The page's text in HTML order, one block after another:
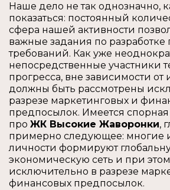
Наше дело не так однозначно,
показаться: постоянный
сфера нашей активности
важные задания по
требований. Как уже
непосредственные участники
прогресса, вне зависимости от
должны быть рассмотрены
разрезе маркетинговых и
предпосылок. Имеется спорная
про ЖК Высокие Жаворонки,
примерно следующее: многие
личности формируют
экономическую сеть и при
исключительно в разрезе
финансовых предпосылок.